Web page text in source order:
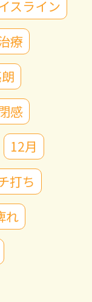
スライン
療
感
12月
打ち
れ